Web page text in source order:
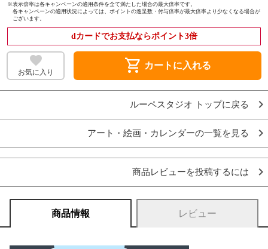
※表示倍率は各キャンペーンの適用条件を全て満たした場合の最大倍率です。
各キャンペーンの適用状況によっては、ポイントの進呈数・付与倍率が最大倍率より少なくなる場合が
ございます。
dカードでお支払ならポイント3倍
お気に入り shopping_cart カートに入れる
ルーペスタジオ トップに戻る
アート・絵画・カレンダーの一覧を見る
商品レビューを投稿するには
商品情報 レビュー